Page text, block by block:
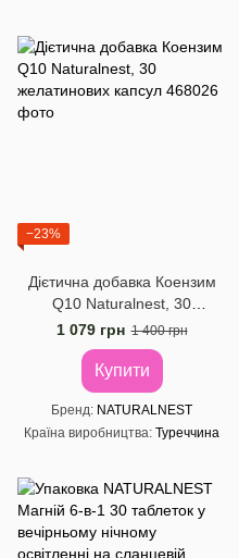
−23%
Дієтична добавка Коензим
Q10 Naturalnest, 30
желатинових капсул
1 079 грн 1 400 грн
Купити
Бренд NATURALNEST
Країна виробництва Туреччина